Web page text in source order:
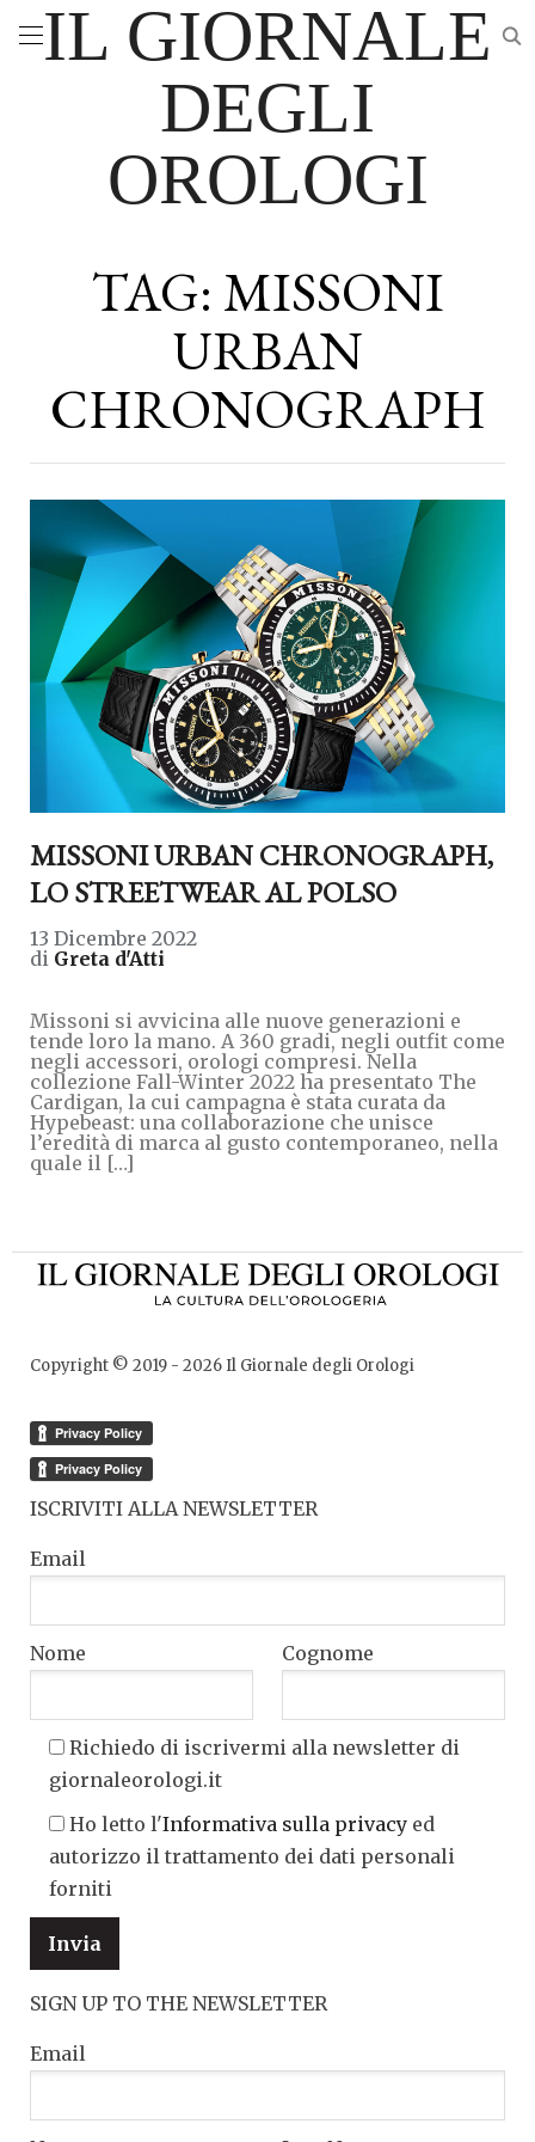
IL GIORNALE
DEGLI
OROLOGI
TAG: MISSONI
URBAN
CHRONOGRAPH
MISSONI URBAN CHRONOGRAPH,
LO STREETWEAR AL POLSO
13 Dicembre 2022
di Greta d'Atti
Missoni si avvicina alle nuove generazioni e
tende loro la mano. A 360 gradi, negli outfit come
negli accessori, orologi compresi. Nella
collezione Fall-Winter 2022 ha presentato The
Cardigan, la cui campagna è stata curata da
Hypebeast: una collaborazione che unisce
l’eredità di marca al gusto contemporaneo, nella
quale il […]
Copyright © 2019 - 2026Il Giornale degli Orologi
ISCRIVITI ALLA NEWSLETTER
Email
Nome Cognome
Richiedo di iscrivermi alla newsletter di
giornaleorologi.it
Ho letto l'Informativa sulla privacy ed
autorizzo il trattamento dei dati personali
forniti
SIGN UP TO THE NEWSLETTER
Email